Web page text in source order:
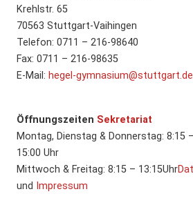
Krehlstr. 65
70563 Stuttgart-Vaihingen
Telefon: 0711 – 216-98640
Fax: 0711 – 216-98635
E-Mail: hegel-gymnasium@stuttgart.de
Öffnungszeiten Sekretariat
Montag, Dienstag & Donnerstag: 8:15
15:00 Uhr
Mittwoch & Freitag: 8:15 – 13:15Uhr
und Impressum